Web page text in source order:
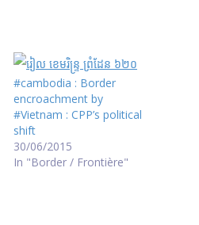
#cambodia : Border
encroachment by
#Vietnam : CPP’s political
shift
30/06/2015
In "Border / Frontière"